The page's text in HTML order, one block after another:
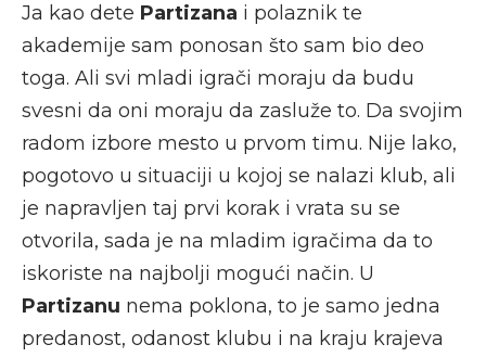
Ja kao dete Partizana i polaznik te
akademije sam ponosan što sam bio deo
toga. Ali svi mladi igrači moraju da budu
svesni da oni moraju da zasluže to. Da svojim
radom izbore mesto u prvom timu. Nije lako,
pogotovo u situaciji u kojoj se nalazi klub, ali
je napravljen taj prvi korak i vrata su se
otvorila, sada je na mladim igračima da to
iskoriste na najbolji mogući način. U
Partizanu nema poklona, to je samo jedna
predanost, odanost klubu i na kraju krajeva